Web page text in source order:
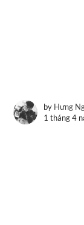
by Hưng
1 tháng 4